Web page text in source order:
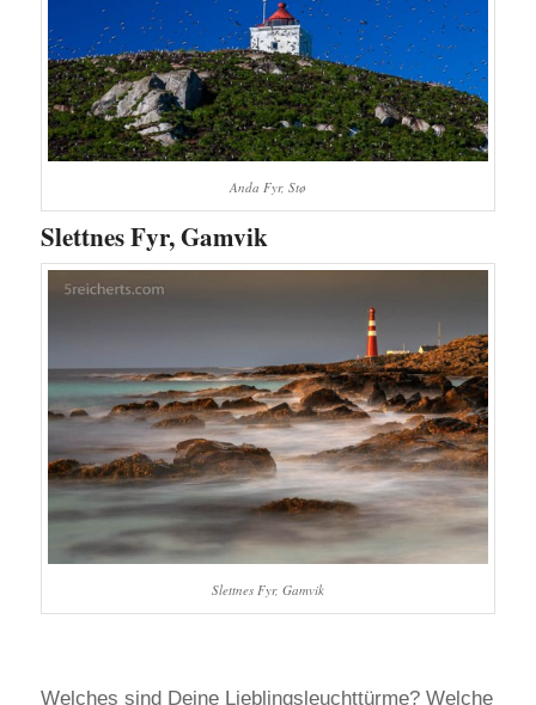
Anda Fyr, Stø
Slettnes Fyr, Gamvik
Slettnes Fyr, Gamvik
Welches sind Deine Lieblingsleuchttürme? Welche